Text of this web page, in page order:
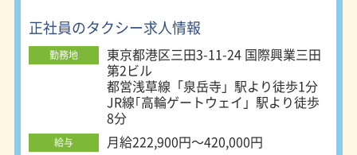
自動車グループ】 池袋交通株式会社
（板橋区）／大井交通株式会社（品川
区）／大栄交通株式会社（板橋区）／
中央自動車株式会社（北区）／鳩タク
シー株式会社（世田谷区）／株式会社
日の丸リムジン（北区）／株式会社三
喜タクシー（世田谷区）
正社員のタクシー求人情報
勤務地
東京都港区三田3-11-24 国際興業三田
第2ビル
都営浅草線「泉岳寺」駅より徒歩1分
JR線｢高輪ゲートウェイ」駅より徒歩
8分
給与 月給222,900円～420,000円